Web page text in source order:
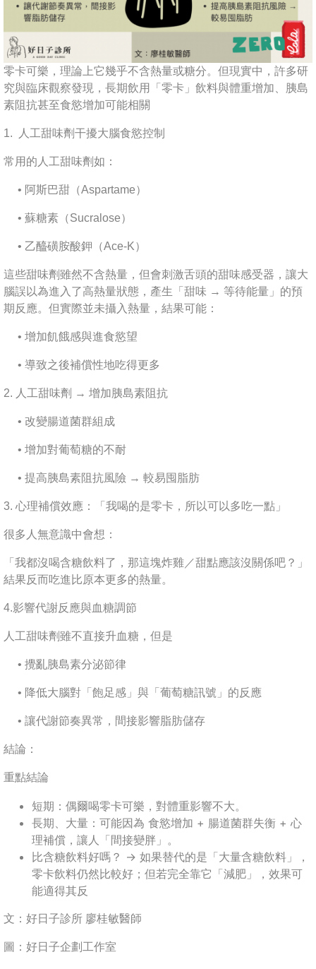
零卡可樂，理論上它幾乎不含熱量或糖分。但現實中，許多研
究與臨床觀察發現，長期飲用「零卡」飲料與體重增加、胰島
素阻抗甚至食慾增加可能相關
1. 人工甜味劑干擾大腦食慾控制
常用的人工甜味劑如：
• 阿斯巴甜（Aspartame）
• 蘇糖素（Sucralose）
• 乙醯磺胺酸鉀（Ace-K）
這些甜味劑雖然不含熱量，但會刺激舌頭的甜味感受器，讓大
腦誤以為進入了高熱量狀態，產生「甜味 → 等待能量」的預
期反應。但實際並未攝入熱量，結果可能：
• 增加飢餓感與進食慾望
• 導致之後補償性地吃得更多
2. 人工甜味劑 → 增加胰島素阻抗
• 改變腸道菌群組成
• 增加對葡萄糖的不耐
• 提高胰島素阻抗風險 → 較易囤脂肪
3. 心理補償效應：「我喝的是零卡，所以可以多吃一點」
很多人無意識中會想：
「我都沒喝含糖飲料了，那這塊炸雞／甜點應該沒關係吧？」
結果反而吃進比原本更多的熱量。
4.影響代謝反應與血糖調節
人工甜味劑雖不直接升血糖，但是
• 攪亂胰島素分泌節律
• 降低大腦對「飽足感」與「葡萄糖訊號」的反應
• 讓代謝節奏異常，間接影響脂肪儲存
結論：
重點結論
短期：偶爾喝零卡可樂，對體重影響不大。
長期、大量：可能因為 食慾增加 + 腸道菌群失衡 + 心
理補償，讓人「間接變胖」。
比含糖飲料好嗎？ → 如果替代的是「大量含糖飲料」，
零卡飲料仍然比較好；但若完全靠它「減肥」，效果可
能適得其反
文：好日子診所 廖桂敏醫師
圖：好日子企劃工作室